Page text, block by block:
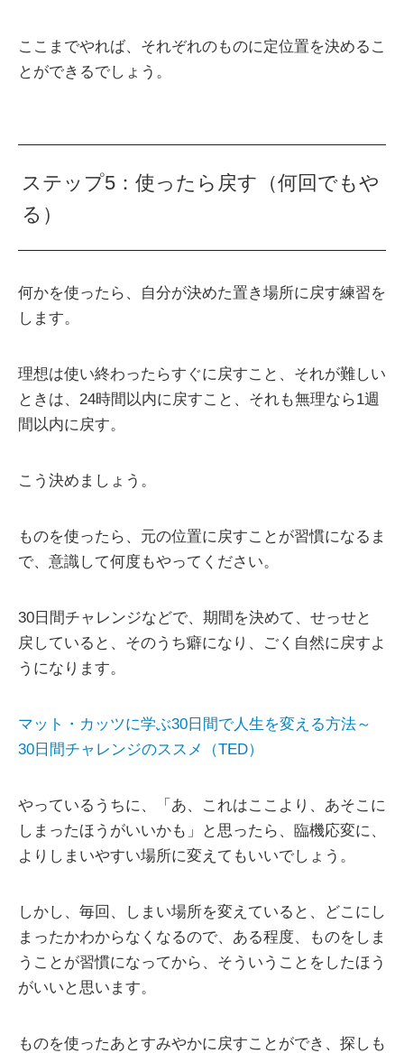
ここまでやれば、それぞれのものに定位置を決めるこ
とができるでしょう。
ステップ5：使ったら戻す（何回でもや
る）
何かを使ったら、自分が決めた置き場所に戻す練習を
します。
理想は使い終わったらすぐに戻すこと、それが難しい
ときは、24時間以内に戻すこと、それも無理なら1週
間以内に戻す。
こう決めましょう。
ものを使ったら、元の位置に戻すことが習慣になるま
で、意識して何度もやってください。
30日間チャレンジなどで、期間を決めて、せっせと
戻していると、そのうち癖になり、ごく自然に戻すよ
うになります。
マット・カッツに学ぶ30日間で人生を変える方法～
30日間チャレンジのススメ（TED）
やっているうちに、「あ、これはここより、あそこに
しまったほうがいいかも」と思ったら、臨機応変に、
よりしまいやすい場所に変えてもいいでしょう。
しかし、毎回、しまい場所を変えていると、どこにし
まったかわからなくなるので、ある程度、ものをしま
うことが習慣になってから、そういうことをしたほう
がいいと思います。
ものを使ったあとすみやかに戻すことができ、探しも